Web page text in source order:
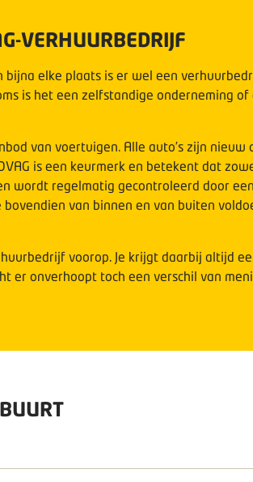
VERHUURBEDRIJF
bijna elke plaats is er wel een
is het een zelfstandige onderneming
van voertuigen. Alle auto’s zijn nieuw
is een keurmerk en betekent dat
wordt regelmatig gecontroleerd door
van binnen en van buiten
voorop. Je krijgt daarbij altijd
er onverhoopt toch een verschil van